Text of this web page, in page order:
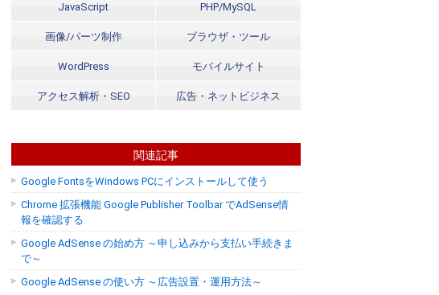
JavaScript PHP/MySQL
画像/パーツ制作 ブラウザ・ツール
WordPress モバイルサイト
アクセス解析・SEO 広告・ネットビジネス
関連記事
Google FontsをWindows PCにインストールして使う
Chrome 拡張機能 Google Publisher Toolbar でAdSense情
報を確認する
Google AdSense の始め方 ～申し込みから支払い手続きま
で～
Google AdSense の使い方 ～広告設置・運用方法～